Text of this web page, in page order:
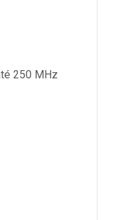
250 MHz